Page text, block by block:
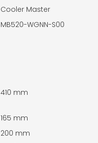
Cooler Master
MB520-WGNN-S00
410 mm
165 mm
200 mm